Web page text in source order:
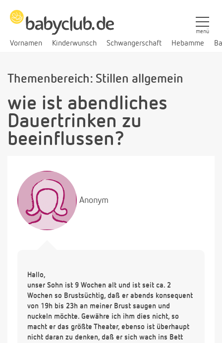
Vornamen Kinderwunsch Schwangerschaft Hebamme
menü
Themenbereich: Stillen allgemein
wie ist abendliches
Dauertrinken zu
beeinflussen?
Anonym
Hallo,
unser Sohn ist 9 Wochen alt und ist seit ca. 2
Wochen so Brustsüchtig, daß er abends konsequent
von 19h bis 23h an meiner Brust saugen und
nuckeln möchte. Gewähre ich ihm dies nicht, so
macht er das größte Theater, ebenso ist überhaupt
nicht daran zu denken, daß er sich wach ins Bett